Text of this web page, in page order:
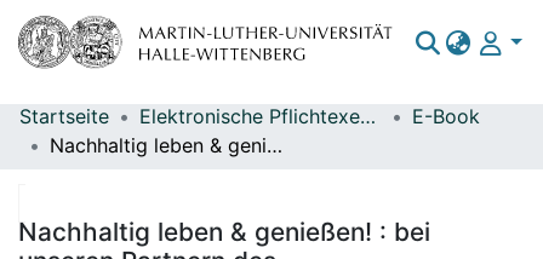
Bereiche & Sammlungen
Statistiken
Startseite Elektronische Pflichtexemplare
E-Book
Nachhaltig leben & genießen! : bei unseren Partnern des Biosphärenreservates / Herausgeber: Biosphärenreservatsamt Schaalsee-Elbe, Biosphärenreservat Flusslandschaft Elbe-Brandenburg, Biosphärenreservatsverwaltung Niedersächsische Elbtalaue, Biosphärerenreservatsverwaltung Mittelelebe
Nachhaltig leben & genießen! : bei